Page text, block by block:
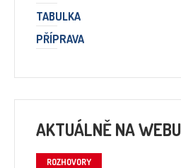
TABULKA
PŘÍPRAVA
AKTUÁLNĚ NA WEBU
ROZHOVORY